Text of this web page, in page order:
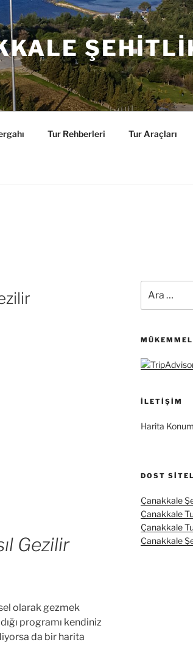
Tur Rehberleri Tur Araçları
Gezilir
olarak gezmek
programı kendiniz
da bir harita
İLETIŞIM
Harita
DOST
Çanakkale
Çanakkale
Çanakkale
Çanakkale